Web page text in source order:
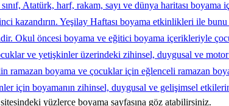
sitesindeki yüzlerce boyama sayfasına göz atabilirsiniz.